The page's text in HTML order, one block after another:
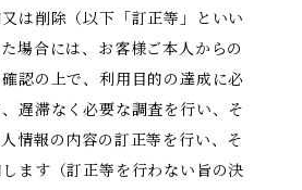
は削除（以下「訂正等」といい
場合には、お客様ご本人からの
認の上で、利用目的の達成に必
遅滞なく必要な調査を行い、そ
情報の内容の訂正等を行い、そ
ます（訂正等を行わない旨の決